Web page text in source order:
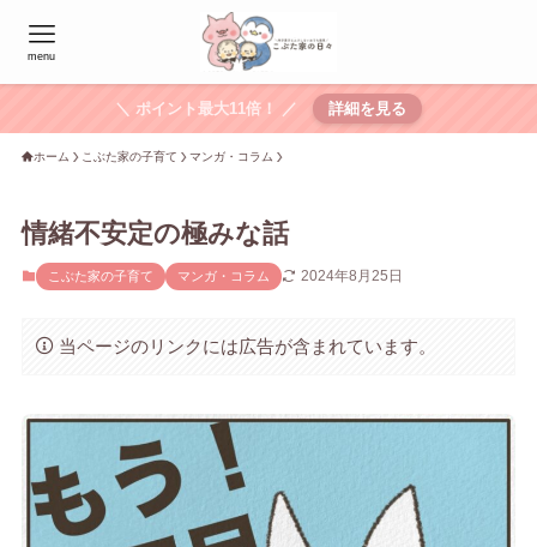
menu
＼ ポイント最大11倍！ ／ 詳細を見る
ホーム こぶた家の子育て マンガ・コラム
情緒不安定の極みな話
こぶた家の子育て マンガ・コラム 2024年8月25日
当ページのリンクには広告が含まれています。